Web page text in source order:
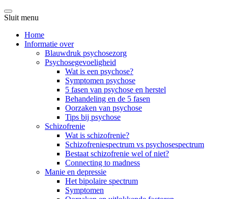
Sluit menu
Home
Informatie over
Blauwdruk psychosezorg
Psychosegevoeligheid
Wat is een psychose?
Symptomen psychose
5 fasen van psychose en herstel
Behandeling en de 5 fasen
Oorzaken van psychose
Tips bij psychose
Schizofrenie
Wat is schizofrenie?
Schizofreniespectrum vs psychosespectrum
Bestaat schizofrenie wel of niet?
Connecting to madness
Manie en depressie
Het bipolaire spectrum
Symptomen